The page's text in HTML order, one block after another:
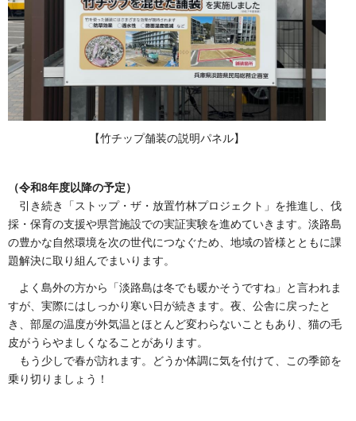
【竹チップ舗装の説明パネル】
（令和8年度以降の予定）
引き続き「ストップ・ザ・放置竹林プロジェクト」を推進し、伐
採・保育の支援や県営施設での実証実験を進めていきます。淡路島
の豊かな自然環境を次の世代につなぐため、地域の皆様とともに課
題解決に取り組んでまいります。
よく島外の方から「淡路島は冬でも暖かそうですね」と言われま
すが、実際にはしっかり寒い日が続きます。夜、公舎に戻ったと
き、部屋の温度が外気温とほとんど変わらないこともあり、猫の毛
皮がうらやましくなることがあります。
もう少しで春が訪れます。どうか体調に気を付けて、この季節を
乗り切りましょう！